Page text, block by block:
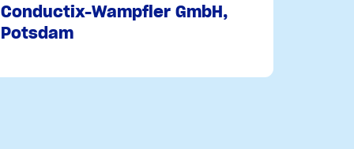
Conductix-Wampfler GmbH,
Potsdam